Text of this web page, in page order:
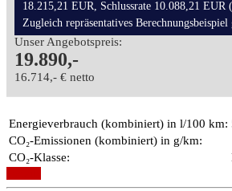
18.215,21 EUR, Schlussrate 10.088,21 EUR
Zugleich repräsentatives Berechnungsbeispiel
Unser Angebotspreis:
19.890,-
16.714,- € netto
Energieverbrauch (kombiniert) in l/100 km:
CO₂-Emissionen (kombiniert) in g/km:
CO₂-Klasse: